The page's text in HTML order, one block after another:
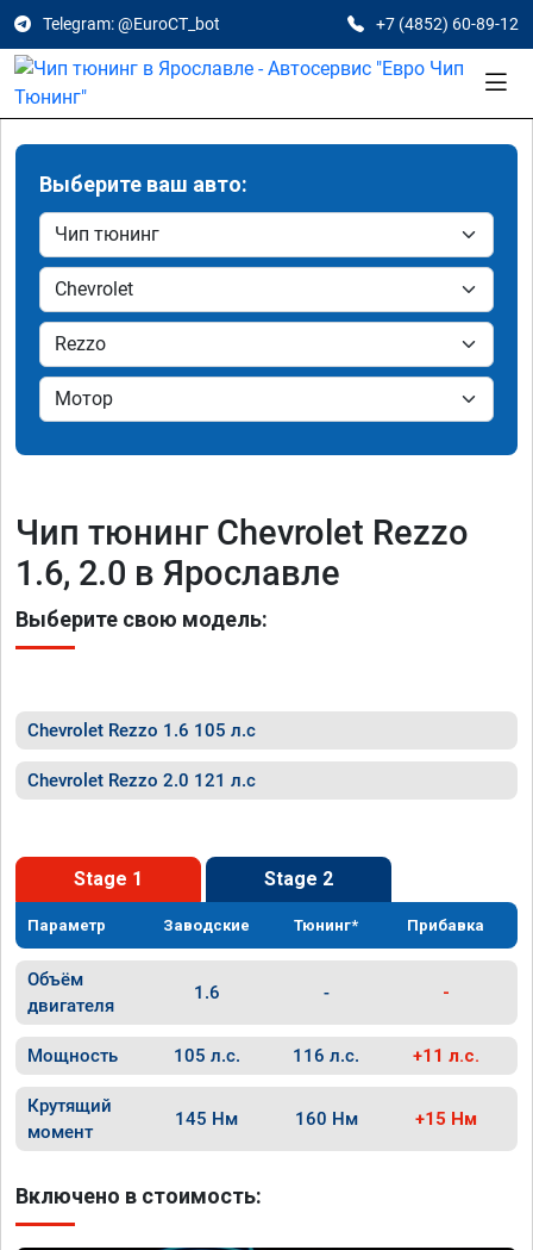
Telegram: @EuroCT_bot +7 (4852) 60-89-12
Выберите ваш авто:
Чип тюнинг Chevrolet Rezzo
1.6, 2.0 в Ярославле
Выберите свою модель:
Chevrolet Rezzo 1.6 105 л.с
Chevrolet Rezzo 2.0 121 л.с
Stage 1 Stage 2
Параметр Заводские Тюнинг* Прибавка
Объём
двигателя
1.6 - -
Мощность 105 л.с. 116 л.с. +11 л.с.
Крутящий
момент
145 Нм 160 Нм +15 Нм
Включено в стоимость: